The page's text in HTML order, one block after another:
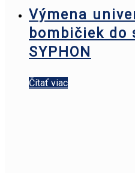
Výmena
bombičiek do
SYPHON
Čítať viac